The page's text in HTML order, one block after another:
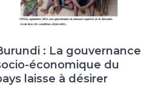
: La gouvernance
économique du
laisse à désirer